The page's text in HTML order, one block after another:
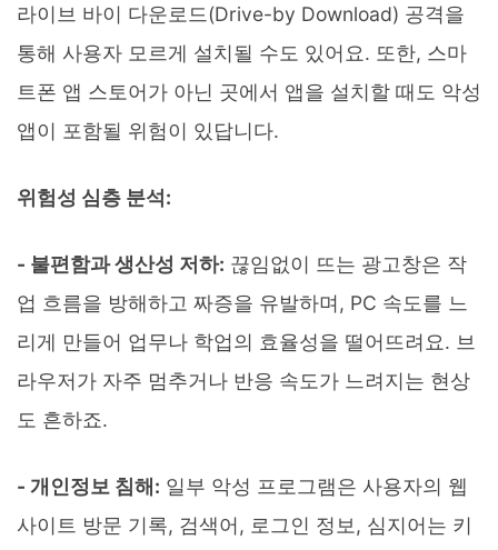
라이브 바이 다운로드(Drive-by Download) 공격을
통해 사용자 모르게 설치될 수도 있어요. 또한, 스마
트폰 앱 스토어가 아닌 곳에서 앱을 설치할 때도 악성
앱이 포함될 위험이 있답니다.
위험성 심층 분석:
- 불편함과 생산성 저하: 끊임없이 뜨는 광고창은 작
업 흐름을 방해하고 짜증을 유발하며, PC 속도를 느
리게 만들어 업무나 학업의 효율성을 떨어뜨려요. 브
라우저가 자주 멈추거나 반응 속도가 느려지는 현상
도 흔하죠.
- 개인정보 침해: 일부 악성 프로그램은 사용자의 웹
사이트 방문 기록, 검색어, 로그인 정보, 심지어는 키